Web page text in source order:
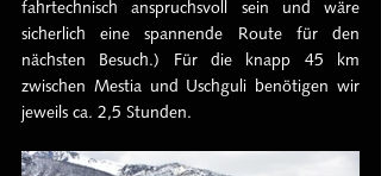
fahrtechnisch anspruchsvoll sein und wäre
sicherlich eine spannende Route für den
nächsten Besuch.) Für die knapp 45 km
zwischen Mestia und Uschguli benötigen wir
jeweils ca. 2,5 Stunden.